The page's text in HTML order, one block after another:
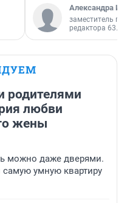
Александра
заместитель
редактора 63.RU
родителями
любви
жены
можно даже дверями.
самую умную квартиру